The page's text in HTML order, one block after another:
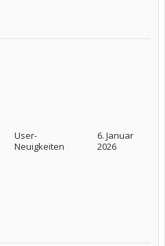
User-
Neuigkeiten
6. Januar
2026